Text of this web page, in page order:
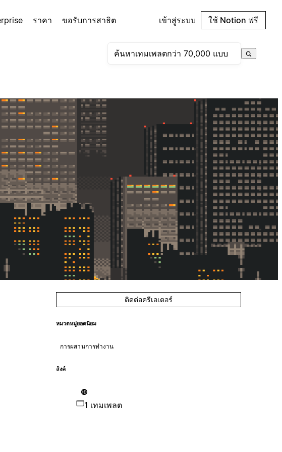
ราคา ขอรับการสาธิต เข้าสู่ระบบ ใช้ Notion ฟรี
ติดต่อครีเอเตอร์
หมวดหมู่ยอดนิยม
การผสานการทำงาน
ลิงค์
1 เทมเพลต